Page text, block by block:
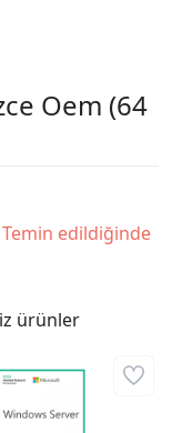
Oem (64
edildiğinde
ürünler